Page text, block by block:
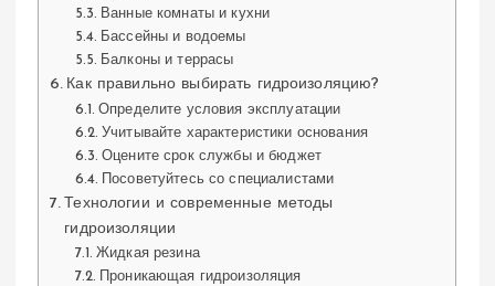
Ванные комнаты и кухни
Бассейны и водоемы
Балконы и террасы
Как правильно выбирать гидроизоляцию?
Определите условия эксплуатации
Учитывайте характеристики основания
Оцените срок службы и бюджет
Посоветуйтесь со специалистами
Технологии и современные методы
гидроизоляции
Жидкая резина
Проникающая гидроизоляция